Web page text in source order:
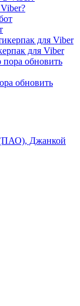
для Viber
обновить
Джанкой